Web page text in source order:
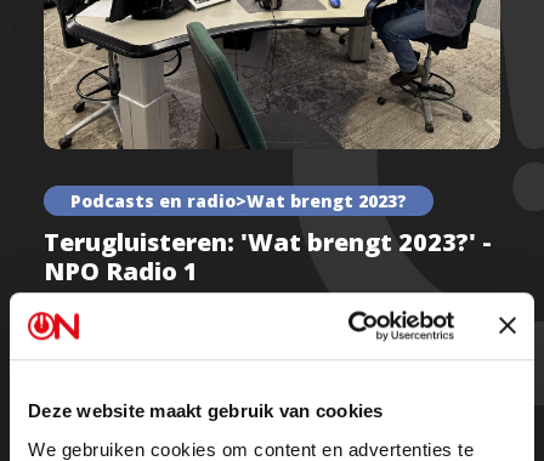
Deze website maakt gebruik van cookies
We gebruiken cookies om content en advertenties te
Podcasts en radio>Wat brengt 2023?
Terugluisteren: 'Wat brengt 2023?' -
NPO Radio 1
Komt er een politieke omwenteling bij de verkiezingen